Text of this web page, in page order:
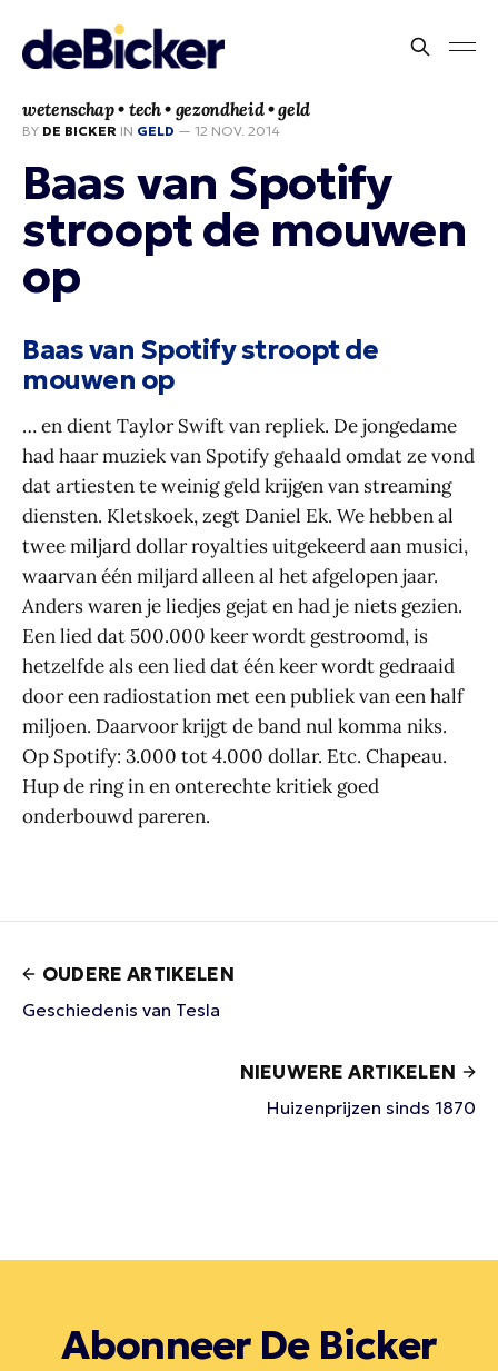
wetenschap • tech • gezondheid • geld
BY DE BICKER IN GELD — 12 NOV. 2014
Baas van Spotify
stroopt de mouwen
op
Baas van Spotify stroopt de
mouwen op
… en dient Taylor Swift van repliek. De jongedame
had haar muziek van Spotify gehaald omdat ze vond
dat artiesten te weinig geld krijgen van streaming
diensten. Kletskoek, zegt Daniel Ek. We hebben al
twee miljard dollar royalties uitgekeerd aan musici,
waarvan één miljard alleen al het afgelopen jaar.
Anders waren je liedjes gejat en had je niets gezien.
Een lied dat 500.000 keer wordt gestroomd, is
hetzelfde als een lied dat één keer wordt gedraaid
door een radiostation met een publiek van een half
miljoen. Daarvoor krijgt de band nul komma niks.
Op Spotify: 3.000 tot 4.000 dollar. Etc. Chapeau.
Hup de ring in en onterechte kritiek goed
onderbouwd pareren.
OUDERE ARTIKELEN
Geschiedenis van Tesla
NIEUWERE ARTIKELEN
Huizenprijzen sinds 1870
Abonneer De Bicker